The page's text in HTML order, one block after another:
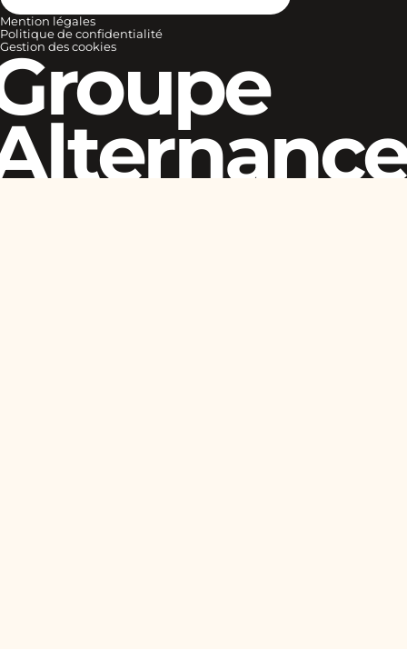
Mention légales
Politique de confidentialité
Gestion des cookies